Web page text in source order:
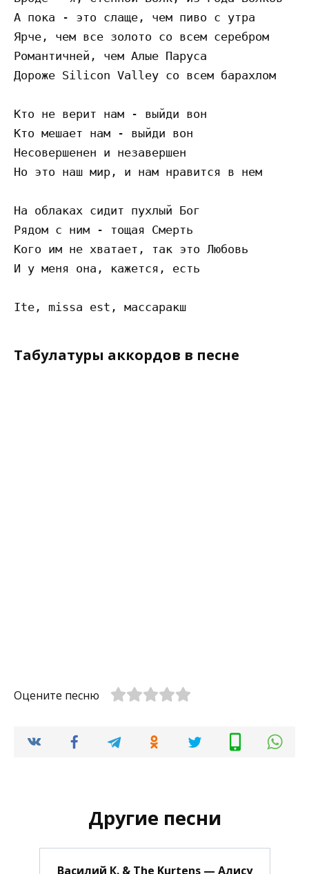
А пока - это слаще, чем пиво с утра
Ярче, чем все золото со всем серебром
Романтичней, чем Алые Паруса
Дороже Silicon Valley со всем барахлом
Кто не верит нам - выйди вон
Кто мешает нам - выйди вон
Несовершенен и незавершен
Но это наш мир, и нам нравится в нем
На облаках сидит пухлый Бог
Рядом с ним - тощая Смерть
Кого им не хватает, так это Любовь
И у меня она, кажется, есть
Табулатуры аккордов в песне
Оцените песню
Другие песни
Василий К. & The Kurtens — Алису